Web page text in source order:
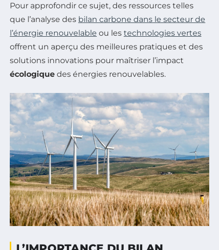
Pour approfondir ce sujet, des ressources telles
que l’analyse des bilan carbone dans le secteur de
l’énergie renouvelable ou les technologies vertes
offrent un aperçu des meilleures pratiques et des
solutions innovations pour maîtriser l’impact
écologique des énergies renouvelables.